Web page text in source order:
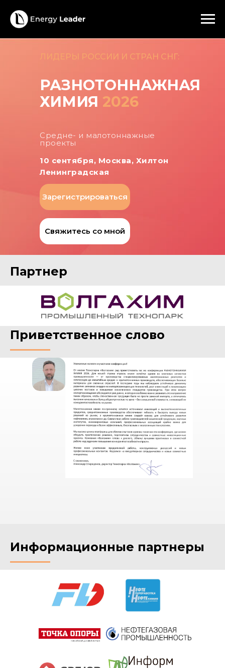
РАЗНОТОННАЖНАЯ
ХИМИЯ 2026
ЛИДЕРЫ РОССИИ И СТРАН СНГ:
Зарегистрироваться
Средне- и малотоннажные
проекты
Свяжитесь со мной
10 сентября, Москва, Хилтон
Ленинградская
Партнер
Приветственное слово
Информационные партнеры